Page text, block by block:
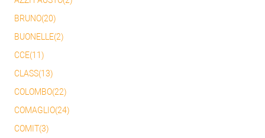
BRUNO(20)
BUONELLE(2)
CCE(11)
CLASS(13)
COLOMBO(22)
COMAGLIO(24)
COMIT(3)